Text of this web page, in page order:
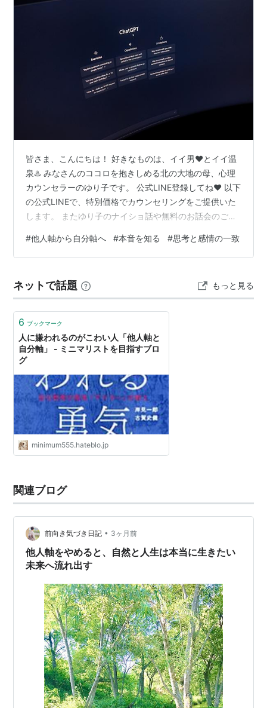
皆さま、こんにちは！ 好きなものは、イイ男❤️とイイ温
泉♨️ みなさんのココロを抱きしめる北の大地の母、心理
カウンセラーのゆり子です。 公式LINE登録してね❤️ 以下
の公式LINEで、特別価格でカウンセリングをご提供いた
します。 またゆり子のナイショ話や無料のお話会のご案
さいね☺️こちらをポチッと押してください❣️ ライブ配信
のお知らせ 6/17（水）21時〜リトリート後の変化につい
『本音』は、AIには絶対に辿り着けない場所にある。」
ということについて書きます。 ライブ配信の…
#他人軸から自分軸へ #本音を知る #思考と感情の一致
ネットで話題 もっと見る
6 ブックマーク
人に嫌われるのがこわい人「他人軸と
自分軸」 - ミニマリストを目指すブロ
グ
minimum555.hateblo.jp
関連ブログ
前向き気づき日記 • 3ヶ月前
他人軸をやめると、自然と人生は本当に生きたい
未来へ流れ出す